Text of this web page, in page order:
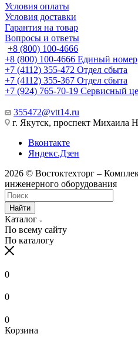
Условия оплаты
Условия доставки
Гарантия на товар
Вопросы и ответы
+8 (800) 100-4666
+8 (800) 100-4666 Единый номер
+7 (4112) 355-472 Отдел сбыта
+7 (4112) 355-367 Отдел сбыта
+7 (924) 765-70-19 Сервисный
355472@vtt14.ru
г. Якутск, проспект Михаила
Вконтакте
Яндекс.Дзен
2026 © Востоктехторг –
инженерного оборудования
Найти
Каталог
По всему сайту
По каталогу
0
0
0
Корзина